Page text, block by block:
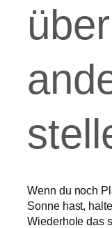
Wenn du noch
Sonne hast,
Wiederhole das